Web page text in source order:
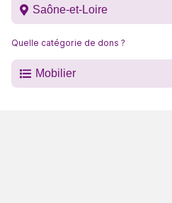
Saône-et-Loire
Quelle catégorie de dons ?
Mobilier